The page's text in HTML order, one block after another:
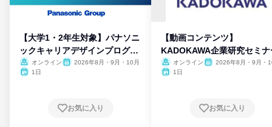
【大学1・2年生対象】パナソニ
ックキャリアデザインプログラ
ム
オンライン
2026年8月・9月・10月
1日
お気に入り
【動画コンテンツ】
KADOKAWA企業研究セミナ
オンライン
2026年8月・9月・
1日
お気に入り